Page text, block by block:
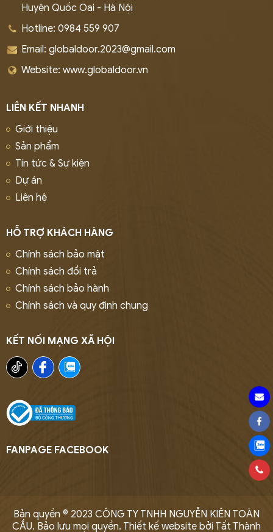
Huyện Quốc Oai - Hà Nội
Hotline: 0984 559 907
Email: globaldoor.2023@gmail.com
Website: www.globaldoor.vn
LIÊN KẾT NHANH
Giới thiệu
Sản phẩm
Tin tức & Sự kiện
Dự án
Liên hệ
HỖ TRỢ KHÁCH HÀNG
Chính sách bảo mật
Chính sách đổi trả
Chính sách bảo hành
Chính sách và quy định chung
KẾT NỐI MẠNG XÃ HỘI
FANPAGE FACEBOOK
Bản quyền © 2023 CÔNG TY TNHH NGUYỄN KIÊN TOÀN
CẦU. Bảo lưu mọi quyền. Thiết kế website bởi Tất Thành